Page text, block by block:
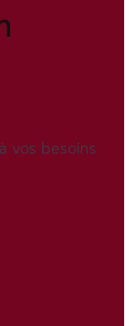
vos besoins